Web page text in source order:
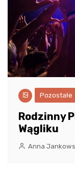
Pozostałe
Rodzinny
Wągliku
Anna